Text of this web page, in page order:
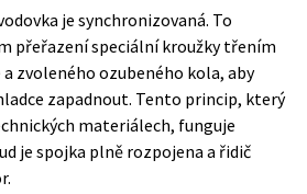
je synchronizovaná. To
přeřazení speciální kroužky třením
zvoleného ozubeného kola, aby
zapadnout. Tento princip, který
materiálech, funguje
je spojka plně rozpojena a řidič